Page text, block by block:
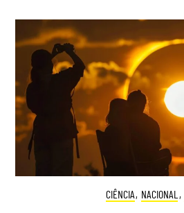
CIÊNCIA, NACIONAL ,